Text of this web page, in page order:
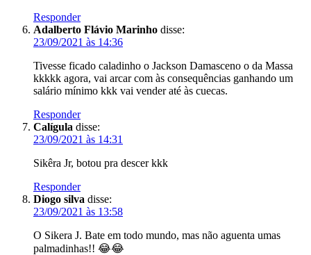
Responder
Adalberto Flávio Marinho disse:
23/09/2021 às 14:36
Tivesse ficado caladinho o Jackson Damasceno o da Massa
kkkkk agora, vai arcar com às consequências ganhando um
salário mínimo kkk vai vender até às cuecas.
Responder
Calígula disse:
23/09/2021 às 14:31
Sikêra Jr, botou pra descer kkk
Responder
Diogo silva disse:
23/09/2021 às 13:58
O Sikera J. Bate em todo mundo, mas não aguenta umas
palmadinhas!! 😂😂